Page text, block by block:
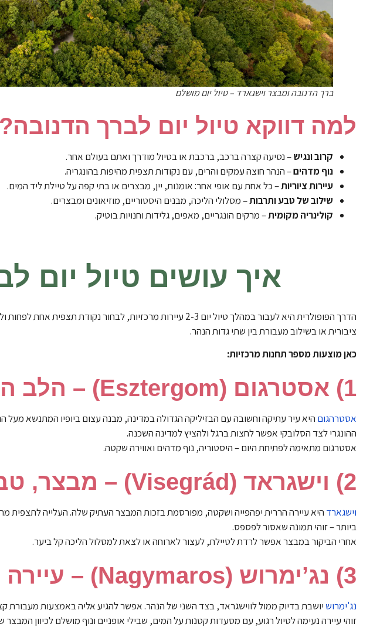
ברך הדנובה ומבצר וישגארד – טיול יום מושלם
למה דווקא טיול יום לברך הדנובה?
קרוב ונגיש– נסיעה קצרה ברכב, ברכבת או בטיול מודרך ואתם בעולם אחר.
נוף מדהים– הנהר חוצה עמקים והרים, עם נקודות תצפית מהיפות בהונגריה.
עיירות ציוריות– כל אחת עם אופי אחר: אומנות, יין, מבצרים או בתי קפה על טיילת ליד המים.
שילוב של טבע ותרבות– מסלולי הליכה, מבנים היסטוריים, מוזיאונים ומבצרים.
קולינריה מקומית– מרקים הונגריים, מאפים, גלידות וחנויות בוטיק.
איך עושים טיול יום
הדרך הפופולרית היא לעבור במהלך טיול יום 2-3 עיירות מרכזיות,
ציבורית או בשילוב מעבורת בין שתי גדות הנהר.
כאן מוצעות מספר תחנות מרכזיות:
1) אסטרגום (Esztergom) – הלב הדתי של הונגריה
אסטרהגום היא עיר עתיקה וחשובה עם הבזיליקה הגדולה במדינה, מבנה עצום ביופיו המתנשא
ההונגרי לצד הסלובקי אפשר לחצות ברגל ולהציץ למדינה השכנה.
אסטרגום מתאימה לפתיחת היום – היסטוריה, נוף מדהים ואווירה שקטה.
2) וישגראד (Visegrád) – מבצר, טבע ותצפית מהאגדות
וישגארד
ביותר – זוהי תמונה שאסור לפספס.
אחרי הביקור במבצר אפשר לרדת לטיילת, לעצור לארוחה או לצאת למסלול הליכה קל ביער.
3) נג’ימרוש (Nagymaros) – עיירה שלווה מול וישגראד
נג'ימרוש יושבת בדיוק ממול לווישגראד, בצד השני של הנהר. אפשר להגיע אליה באמצעות מעבורת
זוהי עיירה נעימה לטיול רגוע, עם מסעדות קטנות על המים, שבילי אופניים ונוף מושלם לכיוון המבצר